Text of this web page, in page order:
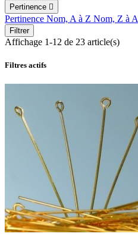
Pertinence 
Pertinence Nom, A à Z Nom, Z à A
Filtrer
Affichage 1-12 de 23 article(s)
Filtres actifs